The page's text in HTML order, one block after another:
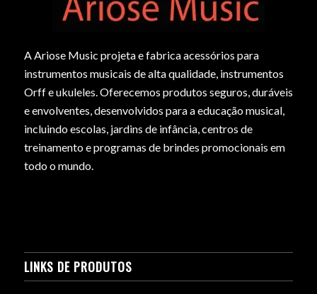
A Ariose Music projeta e fabrica acessórios para
instrumentos musicais de alta qualidade, instrumentos
Orff e ukuleles. Oferecemos produtos seguros, duráveis
e envolventes, desenvolvidos para a educação musical,
incluindo escolas, jardins de infância, centros de
treinamento e programas de brindes promocionais em
todo o mundo.
LINKS DE PRODUTOS